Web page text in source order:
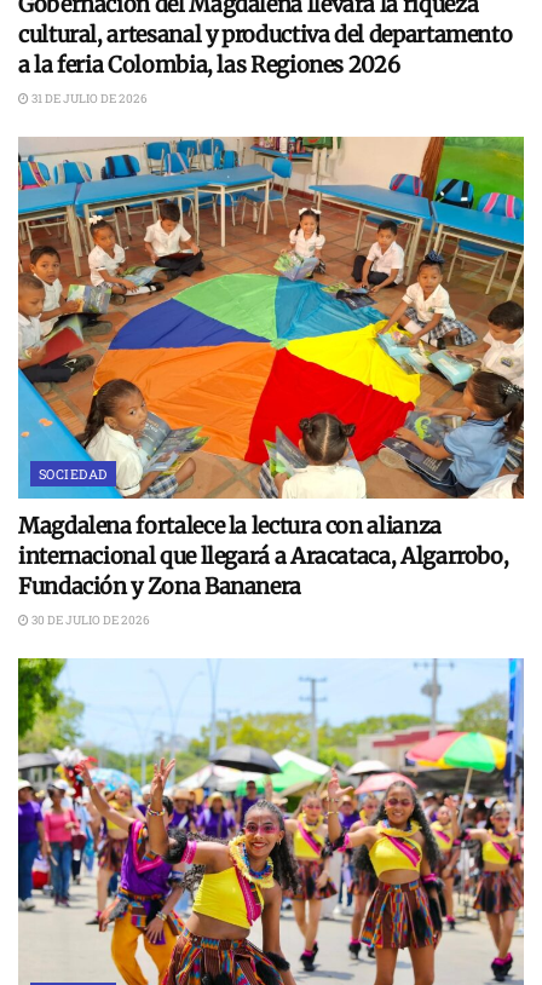
cultural, artesanal y productiva del departamento
a la feria Colombia, las Regiones 2026
31 DE JULIO DE 2026
SOCIEDAD
Magdalena fortalece la lectura con alianza
internacional que llegará a Aracataca, Algarrobo,
Fundación y Zona Bananera
30 DE JULIO DE 2026